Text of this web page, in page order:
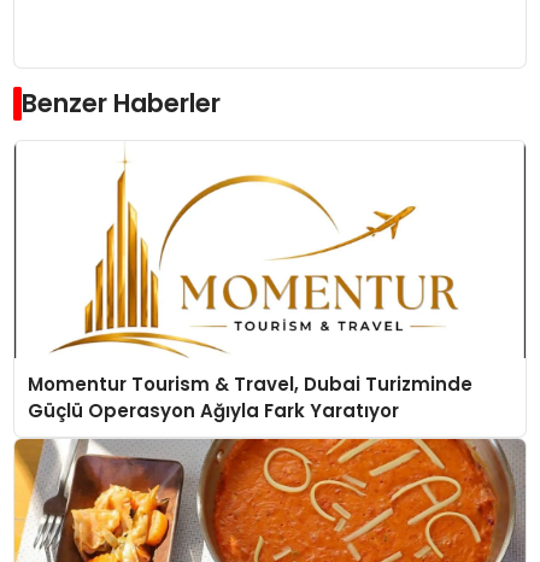
Benzer Haberler
Momentur Tourism & Travel, Dubai Turizminde
Güçlü Operasyon Ağıyla Fark Yaratıyor